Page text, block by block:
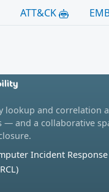
ATT&CK
lookup and correlation
— and a collaborative
Incident